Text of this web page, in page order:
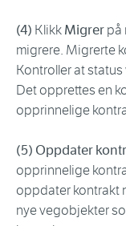
(4) KlikkMigrerpå
migrere. Migrerte
Kontroller at
Det opprettes en
opprinnelige
(5) Oppdater
opprinnelige
oppdater kontrakt
nye vegobjekter